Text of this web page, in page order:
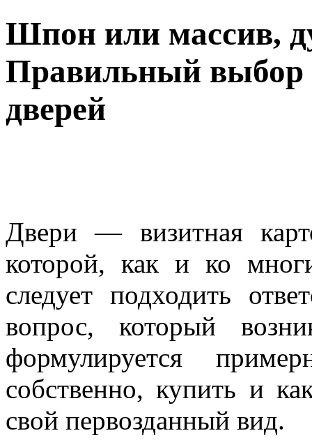
Шпон или массив,
Правильный выбор
дверей
Двери — визитная
которой, как и ко
следует подходить
вопрос, который
формулируется
собственно, купить и
свой первозданный вид.